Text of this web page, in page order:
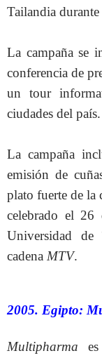
Tailandia
La campaña se
conferencia de
un tour
ciudades del país.
La campaña
emisión de
plato fuerte de la
celebrado el
Universidad de
cadena MTV.
2005. Egipto:
Multipharma